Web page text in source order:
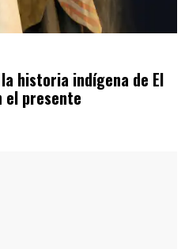
historia indígena de El
el presente